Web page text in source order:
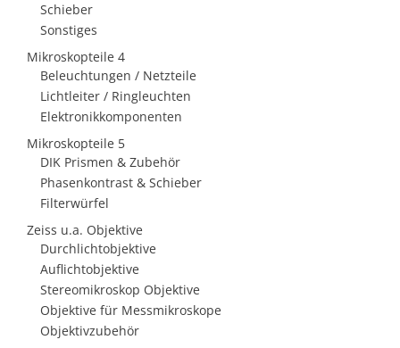
Schieber
Sonstiges
Mikroskopteile 4
Beleuchtungen / Netzteile
Lichtleiter / Ringleuchten
Elektronikkomponenten
Mikroskopteile 5
DIK Prismen & Zubehör
Phasenkontrast & Schieber
Filterwürfel
Zeiss u.a. Objektive
Durchlichtobjektive
Auflichtobjektive
Stereomikroskop Objektive
Objektive für Messmikroskope
Objektivzubehör